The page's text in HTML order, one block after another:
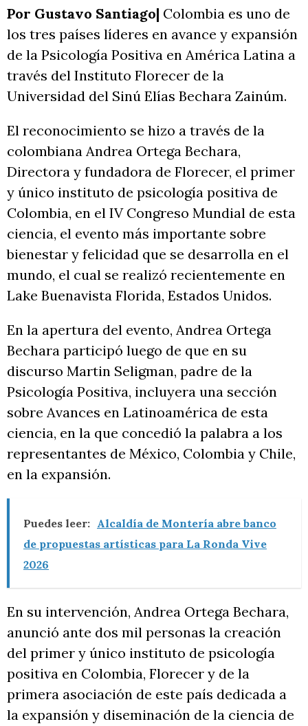
Por Gustavo Santiago| Colombia es uno de
los tres países líderes en avance y expansión
de la Psicología Positiva en América Latina a
través del Instituto Florecer de la
Universidad del Sinú Elías Bechara Zainúm.
El reconocimiento se hizo a través de la
colombiana Andrea Ortega Bechara,
Directora y fundadora de Florecer, el primer
y único instituto de psicología positiva de
Colombia, en el IV Congreso Mundial de esta
ciencia, el evento más importante sobre
bienestar y felicidad que se desarrolla en el
mundo, el cual se realizó recientemente en
Lake Buenavista Florida, Estados Unidos.
En la apertura del evento, Andrea Ortega
Bechara participó luego de que en su
discurso Martin Seligman, padre de la
Psicología Positiva, incluyera una sección
sobre Avances en Latinoamérica de esta
ciencia, en la que concedió la palabra a los
representantes de México, Colombia y Chile,
en la expansión.
Puedes leer: Alcaldía de Montería abre banco
de propuestas artísticas para La Ronda Vive
2026
En su intervención, Andrea Ortega Bechara,
anunció ante dos mil personas la creación
del primer y único instituto de psicología
positiva en Colombia, Florecer y de la
primera asociación de este país dedicada a
la expansión y diseminación de la ciencia de